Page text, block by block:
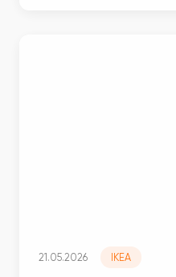
21.05.2026 IKEA